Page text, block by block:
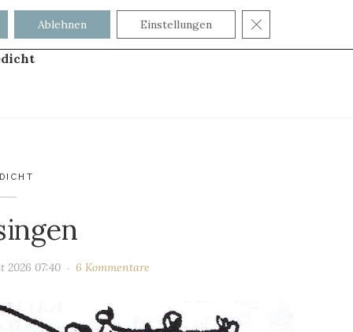
2026 07:40 6 Kommentare
Ablehnen Einstellungen GDPR